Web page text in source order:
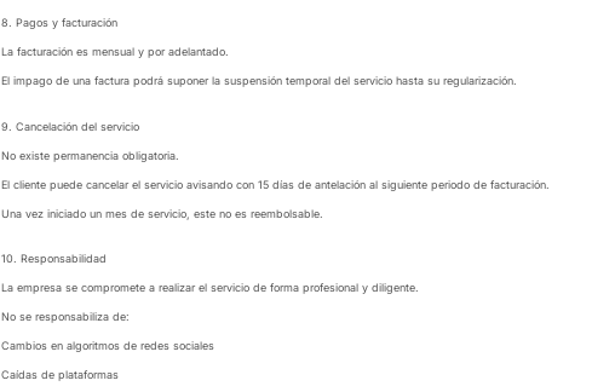
8. Pagos y facturación
La facturación es mensual y por adelantado.
El impago de una factura podrá suponer la suspensión temporal del servicio hasta su regularización.
9. Cancelación del servicio
No existe permanencia obligatoria.
El cliente puede cancelar el servicio avisando con 15 días de antelación al siguiente periodo de facturación.
Una vez iniciado un mes de servicio, este no es reembolsable.
10. Responsabilidad
La empresa se compromete a realizar el servicio de forma profesional y diligente.
No se responsabiliza de:
Cambios en algoritmos de redes sociales
Caídas de plataformas